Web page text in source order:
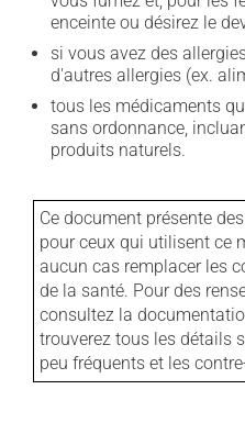
enceinte ou désirez le
si vous avez des
d'autres allergies (ex.
tous les médicaments
sans ordonnance,
produits naturels.
Ce document présente
pour ceux qui utilisent ce
aucun cas remplacer les
de la santé. Pour des
consultez la
trouverez tous les détails
peu fréquents et les